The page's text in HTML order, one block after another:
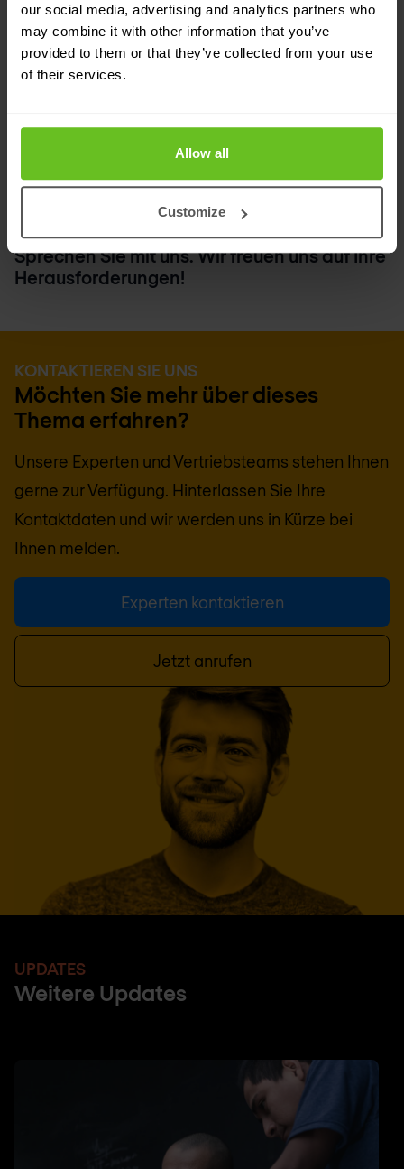
our social media, advertising and analytics partners who
may combine it with other information that you’ve
provided to them or that they’ve collected from your use
of their services.
Allow all
Customize
zertifizierten Nomios Experten. Wir
übernehmen den kompletten Betrieb, das
Monitoring sowie Incident Management für Sie.
die business-relevanten Aufgaben. Alternativ:
Unser SOC als Ergänzung zu Ihrem – zum
Beispiel um einen 24/7-Schutz zu
Sprechen Sie mit uns. Wir freuen uns auf Ihre
Herausforderungen!
KONTAKTIEREN SIE UNS
Möchten Sie mehr über dieses
Thema erfahren?
Unsere Experten und Vertriebsteams stehen Ihnen
gerne zur Verfügung. Hinterlassen Sie Ihre
Kontaktdaten und wir werden uns in Kürze bei
Ihnen melden.
Experten kontaktieren
Jetzt anrufen
UPDATES
Weitere Updates